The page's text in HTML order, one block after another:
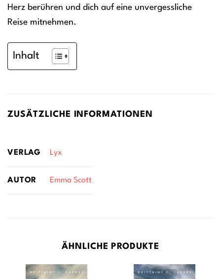
Herz berühren und dich auf eine unvergessliche
Reise mitnehmen.
Inhalt
ZUSÄTZLICHE INFORMATIONEN
VERLAG Lyx
AUTOR Emma Scott
ÄHNLICHE PRODUKTE